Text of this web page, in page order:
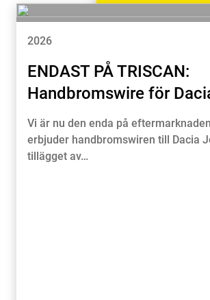
2026
ENDAST PÅ TRISCAN:
Handbromswire för
Vi är nu den enda på
erbjuder handbromswiren till Dacia
tillägget av…